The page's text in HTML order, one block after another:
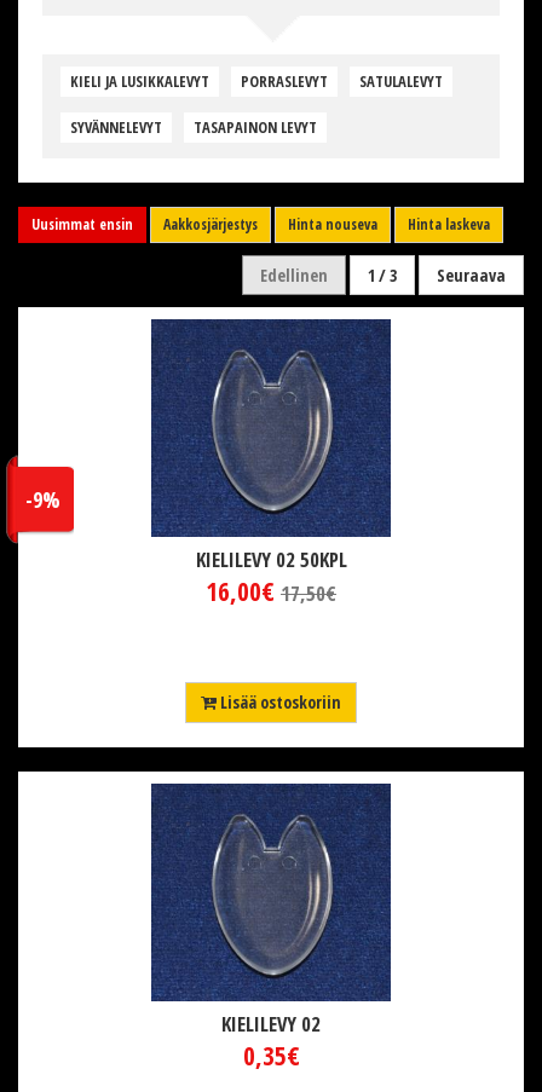
KIELI JA LUSIKKALEVYT PORRASLEVYT SATULALEVYT
SYVÄNNELEVYT TASAPAINON LEVYT
Uusimmat ensin Aakkosjärjestys Hinta nouseva Hinta laskeva
Edellinen 1 / 3 Seuraava
KIELILEVY 02 50KPL
16,00€
-9%
17,50€
Lisää ostoskoriin
KIELILEVY 02
0,35€